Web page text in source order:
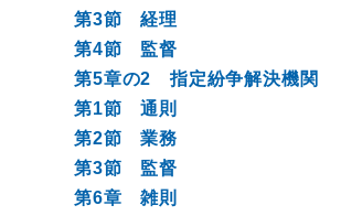
第3節 経理
第4節 監督
第5章の2 指定紛争解決機関
第1節 通則
第2節 業務
第3節 監督
第6章 雑則